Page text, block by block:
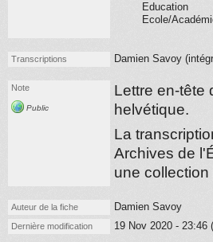
Education
Ecole/
Transcriptions Damien Savoy (
Note
Public
Lettre en-tête
helvétique.
La
Archives de
une collection
Auteur de la fiche Damien Savoy
Dernière modification 19 Nov 2020 - 23:46